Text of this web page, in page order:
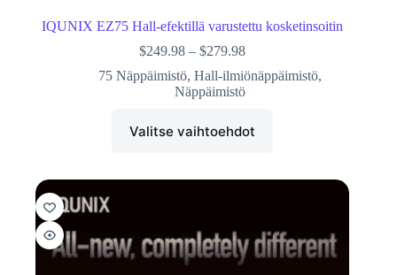
IQUNIX EZ75 Hall-efektillä varustettu kosketinsoitin
$249.98 – $279.98
75 Näppäimistö,Hall-ilmiönäppäimistö,
Näppäimistö
Valitse vaihtoehdot